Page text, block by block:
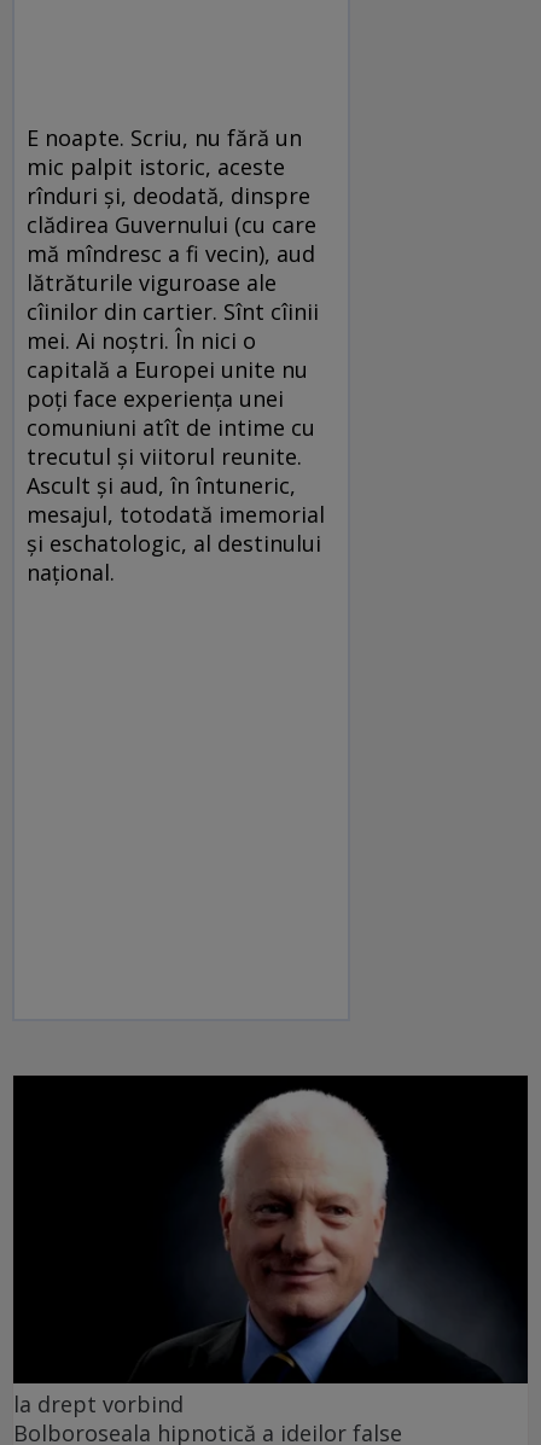
E noapte. Scriu, nu fără un
mic palpit istoric, aceste
rînduri şi, deodată, dinspre
clădirea Guvernului (cu care
mă mîndresc a fi vecin), aud
lătrăturile viguroase ale
cîinilor din cartier. Sînt cîinii
mei. Ai noştri. În nici o
capitală a Europei unite nu
poţi face experienţa unei
comuniuni atît de intime cu
trecutul şi viitorul reunite.
Ascult şi aud, în întuneric,
mesajul, totodată imemorial
şi eschatologic, al destinului
naţional.
la drept vorbind
Bolboroseala hipnotică a ideilor false